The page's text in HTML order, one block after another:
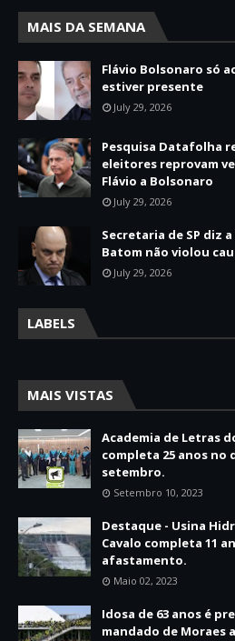
MAIS DA SEMANA
Flávio Bolsonaro só
estiver presente
July 29, 2026
Pesquisa Datafolha
eleitores reprovam
Flávio a Bolsonaro
July 29, 2026
Secretaria de SP diz
Batom não violou
July 29, 2026
LABELS
MAIS VISTAS
Academia de Letras
completa 25 anos no
setembro.
Setembro 10, 2023
Destaque - Usina
Cavalo completa 11
afastamento.
Maio 02, 2023
Idosa de 63 anos é
mandado de Moraes